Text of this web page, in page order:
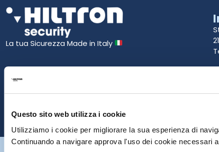
Questo sito web utilizza i cookie
Utilizziamo i cookie per migliorare la sua esperienza di
Continuando a navigare approva l'uso dei cookie necessari
La tua Sicurezza Made in Italy
Hiltron Security è distribuito in Italia da Hiltron Land S.r.l. | P.IVA